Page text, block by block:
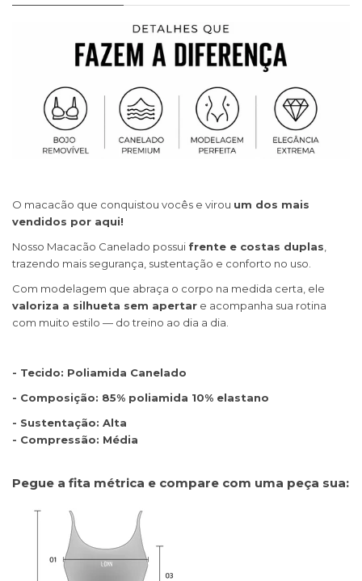
O macacão que conquistou vocês e virou um dos mais
vendidos por aqui!
Nosso Macacão Canelado possui frente e costas duplas
trazendo mais segurança, sustentação e conforto no uso.
Com modelagem que abraça o corpo na medida certa, ele
valoriza a silhueta sem apertar e acompanha sua rotina
com muito estilo — do treino ao dia a dia.
- Tecido: Poliamida Canelado
- Composição: 85% poliamida 10% elastano
- Sustentação: Alta
- Compressão: Média
Pegue a fita métrica e compare com uma peça sua: